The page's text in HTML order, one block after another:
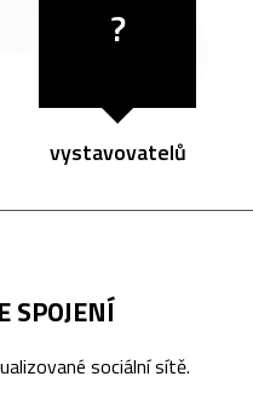
?
vystavovatelů
SPOJENÍ
sociální sítě.